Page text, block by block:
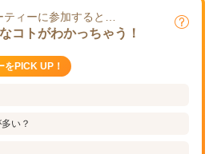
ティーに参加すると…
コトがわかっちゃう！
PICK UP！
い？